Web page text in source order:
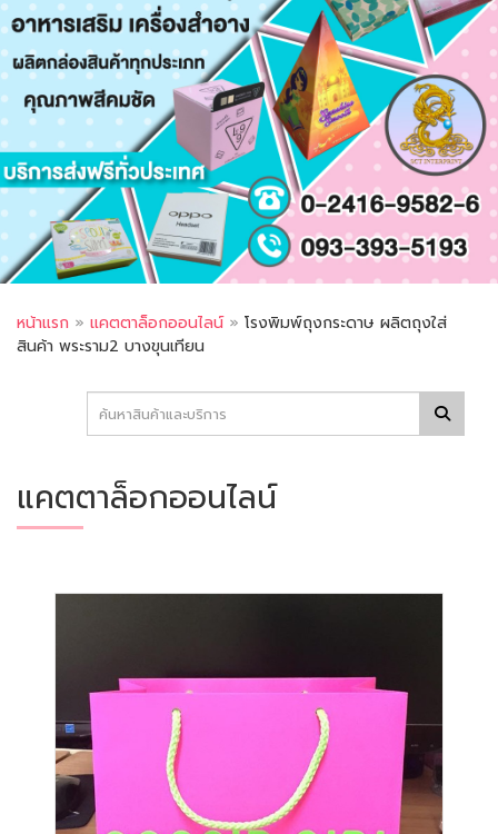
หน้าแรก » แคตตาล็อกออนไลน์ » โรงพิมพ์ถุงกระดาษ ผลิตถุงใส่
สินค้า พระราม2 บางขุนเทียน
แคตตาล็อกออนไลน์